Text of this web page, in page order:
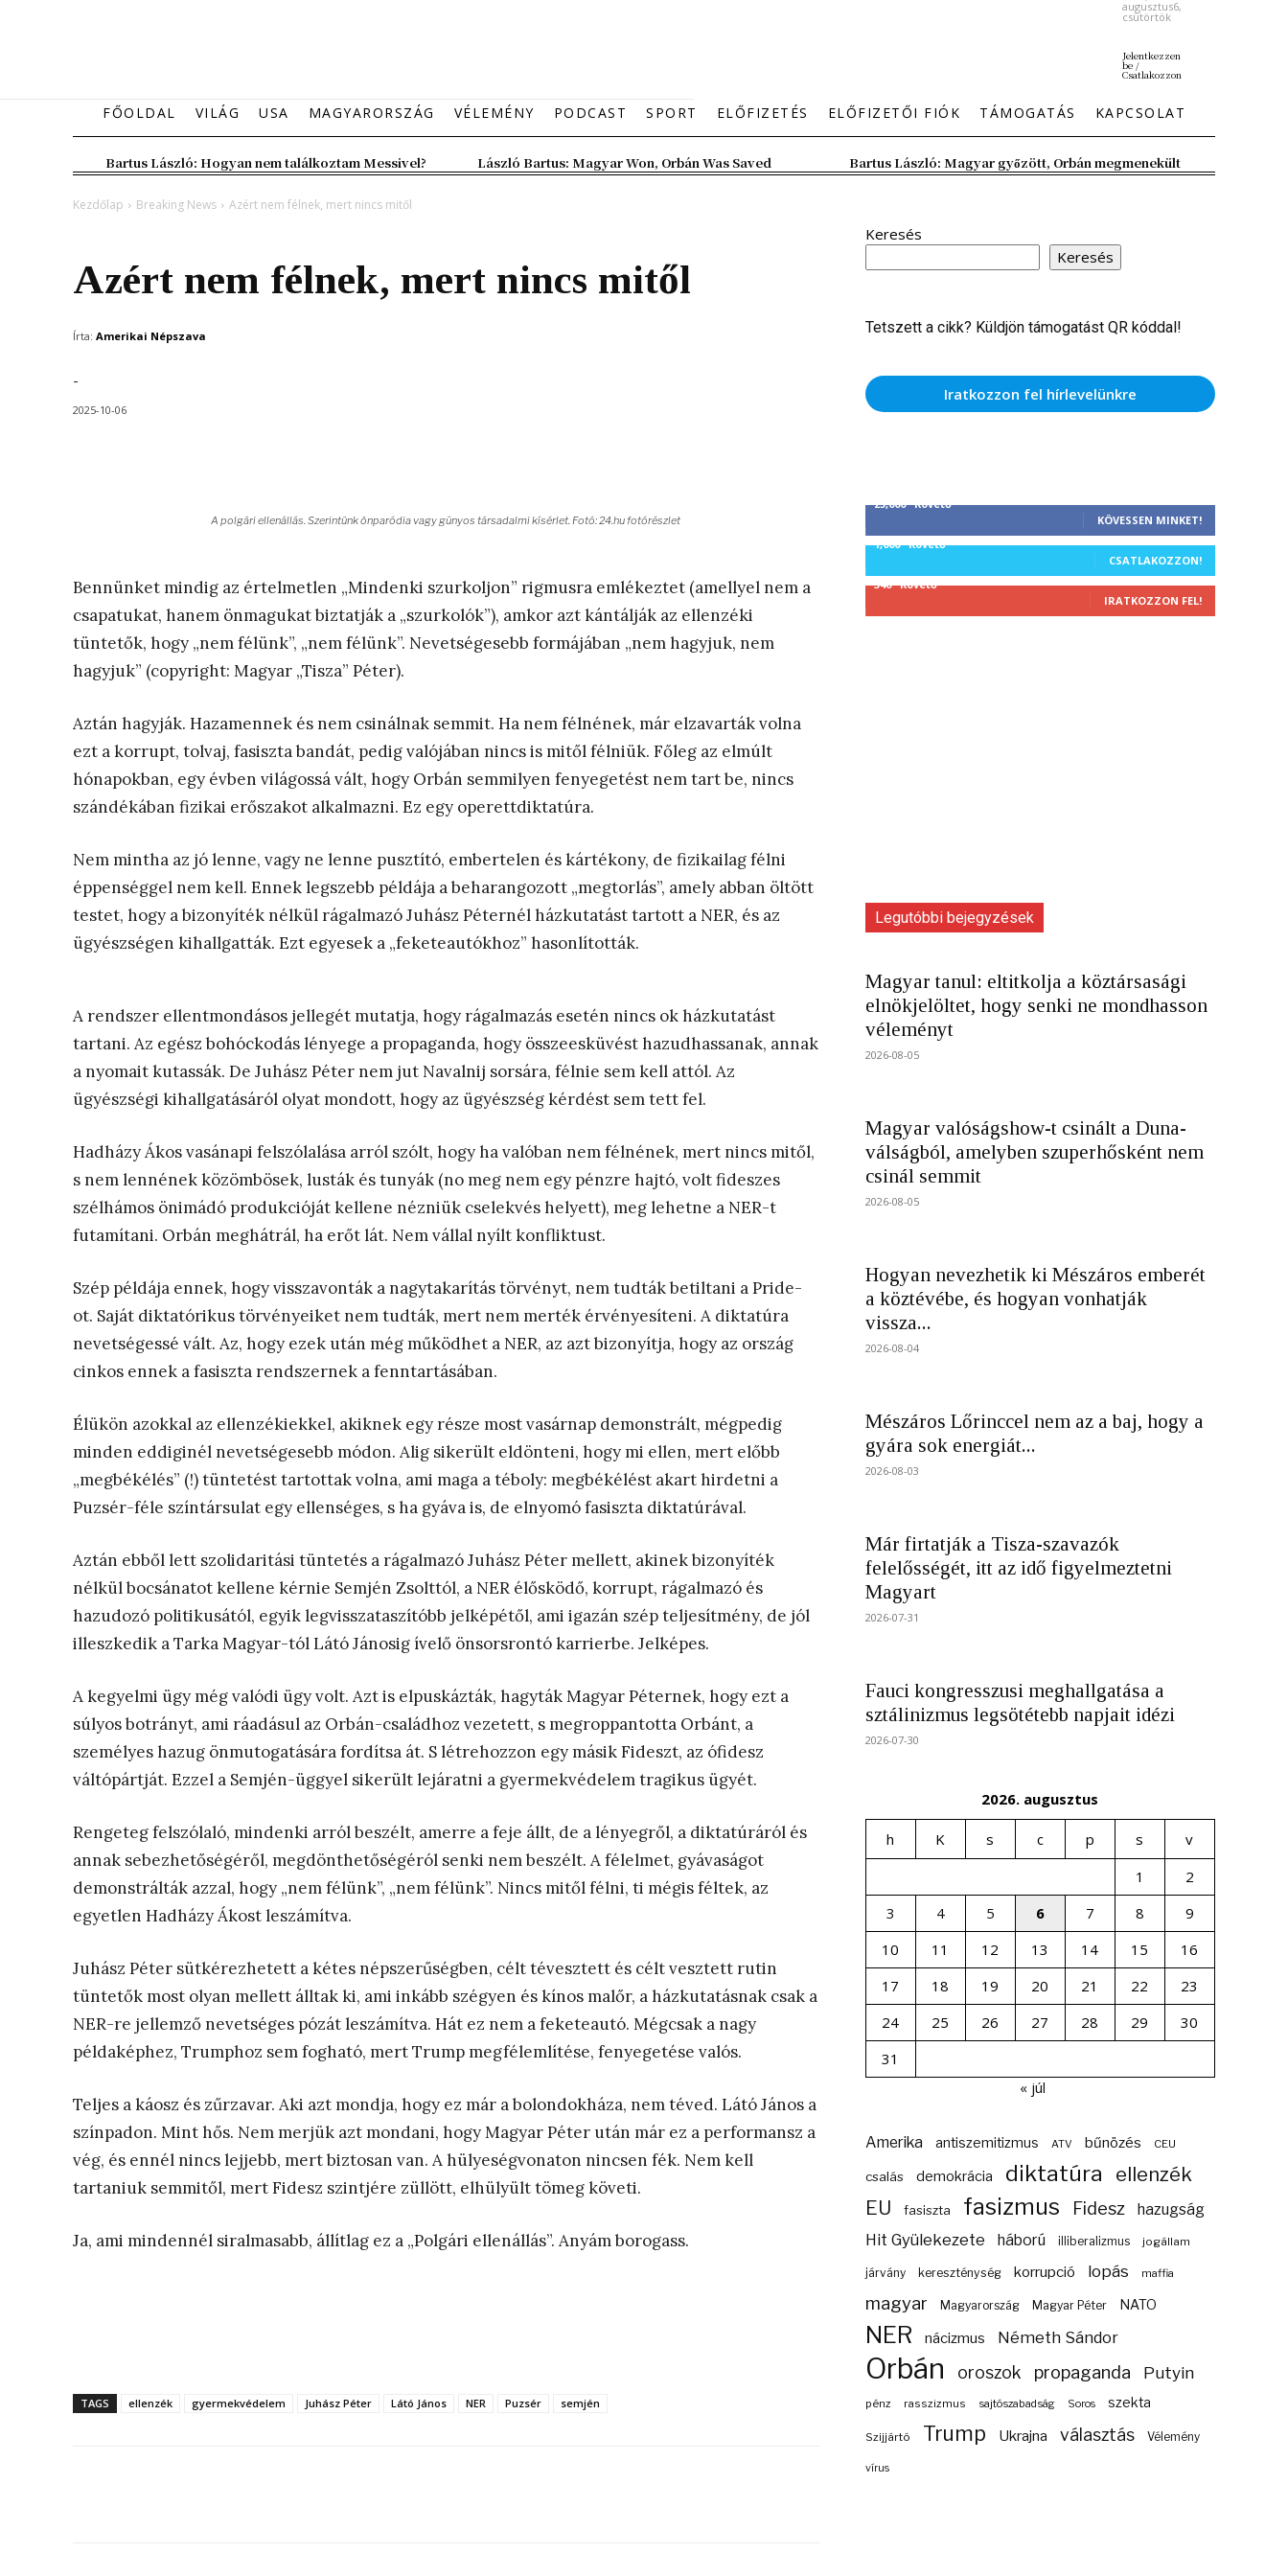
augusztus6,
csütörtök
Jelentkezzen
be /
Csatlakozzon
FŐOLDAL VILÁG USA MAGYARORSZÁG VÉLEMÉNY PODCAST SPORT ELŐFIZETÉS ELŐFIZETŐI FIÓK TÁMOGATÁS KAPCSOLAT
Bartus László: Hogyan nem találkoztam Messivel? László Bartus: Magyar Won, Orbán Was Saved Bartus László: Magyar győzött, Orbán megmenekült
Kezdőlap Breaking News Azért nem félnek, mert nincs mitől
Azért nem félnek, mert nincs mitől
Írta: Amerikai Népszava
-
2025-10-06
A polgári ellenállás. Szerintünk önparódia vagy gúnyos társadalmi kísérlet. Fotó: 24.hu fotórészlet
Bennünket mindig az értelmetlen „Mindenki szurkoljon” rigmusra emlékeztet (amellyel nem a
csapatukat, hanem önmagukat biztatják a „szurkolók”), amkor azt kántálják az ellenzéki
tüntetők, hogy „nem félünk”, „nem félünk”. Nevetségesebb formájában „nem hagyjuk, nem
hagyjuk” (copyright: Magyar „Tisza” Péter).
Aztán hagyják. Hazamennek és nem csinálnak semmit. Ha nem félnének, már elzavarták volna
ezt a korrupt, tolvaj, fasiszta bandát, pedig valójában nincs is mitől félniük. Főleg az elmúlt
hónapokban, egy évben világossá vált, hogy Orbán semmilyen fenyegetést nem tart be, nincs
szándékában fizikai erőszakot alkalmazni. Ez egy operettdiktatúra.
Nem mintha az jó lenne, vagy ne lenne pusztító, embertelen és kártékony, de fizikailag félni
éppenséggel nem kell. Ennek legszebb példája a beharangozott „megtorlás”, amely abban öltött
testet, hogy a bizonyíték nélkül rágalmazó Juhász Péternél házkutatást tartott a NER, és az
ügyészségen kihallgatták. Ezt egyesek a „feketeautókhoz” hasonlították.
A rendszer ellentmondásos jellegét mutatja, hogy rágalmazás esetén nincs ok házkutatást
tartani. Az egész bohóckodás lényege a propaganda, hogy összeesküvést hazudhassanak, annak
a nyomait kutassák. De Juhász Péter nem jut Navalnij sorsára, félnie sem kell attól. Az
ügyészségi kihallgatásáról olyat mondott, hogy az ügyészség kérdést sem tett fel.
Hadházy Ákos vasánapi felszólalása arról szólt, hogy ha valóban nem félnének, mert nincs mitől,
s nem lennének közömbösek, lusták és tunyák (no meg nem egy pénzre hajtó, volt fideszes
szélhámos önimádó produkcióját kellene nézniük cselekvés helyett), meg lehetne a NER-t
futamítani. Orbán meghátrál, ha erőt lát. Nem vállal nyílt konfliktust.
Szép példája ennek, hogy visszavonták a nagytakarítás törvényt, nem tudták betiltani a Pride-
ot. Saját diktatórikus törvényeiket nem tudták, mert nem merték érvényesíteni. A diktatúra
nevetségessé vált. Az, hogy ezek után még működhet a NER, az azt bizonyítja, hogy az ország
cinkos ennek a fasiszta rendszernek a fenntartásában.
Élükön azokkal az ellenzékiekkel, akiknek egy része most vasárnap demonstrált, mégpedig
minden eddiginél nevetségesebb módon. Alig sikerült eldönteni, hogy mi ellen, mert előbb
„megbékélés” (!) tüntetést tartottak volna, ami maga a téboly: megbékélést akart hirdetni a
Puzsér-féle színtársulat egy ellenséges, s ha gyáva is, de elnyomó fasiszta diktatúrával.
Aztán ebből lett szolidaritási tüntetés a rágalmazó Juhász Péter mellett, akinek bizonyíték
nélkül bocsánatot kellene kérnie Semjén Zsolttól, a NER élősködő, korrupt, rágalmazó és
hazudozó politikusától, egyik legvisszataszítóbb jelképétől, ami igazán szép teljesítmény, de jól
illeszkedik a Tarka Magyar-tól Látó Jánosig ívelő önsorsrontó karrierbe. Jelképes.
A kegyelmi ügy még valódi ügy volt. Azt is elpuskázták, hagyták Magyar Péternek, hogy ezt a
súlyos botrányt, ami ráadásul az Orbán-családhoz vezetett, s megroppantotta Orbánt, a
személyes hazug önmutogatására fordítsa át. S létrehozzon egy másik Fideszt, az ófidesz
váltópártját. Ezzel a Semjén-üggyel sikerült lejáratni a gyermekvédelem tragikus ügyét.
Rengeteg felszólaló, mindenki arról beszélt, amerre a feje állt, de a lényegről, a diktatúráról és
annak sebezhetőségéről, megdönthetőségéról senki nem beszélt. A félelmet, gyávaságot
demonstrálták azzal, hogy „nem félünk”, „nem félünk”. Nincs mitől félni, ti mégis féltek, az
egyetlen Hadházy Ákost leszámítva.
Juhász Péter sütkérezhetett a kétes népszerűségben, célt tévesztett és célt vesztett rutin
tüntetők most olyan mellett álltak ki, ami inkább szégyen és kínos malőr, a házkutatásnak csak a
NER-re jellemző nevetséges pózát leszámítva. Hát ez nem a feketeautó. Mégcsak a nagy
példaképhez, Trumphoz sem fogható, mert Trump megfélemlítése, fenyegetése valós.
Teljes a káosz és zűrzavar. Aki azt mondja, hogy ez már a bolondokháza, nem téved. Látó János a
színpadon. Mint hős. Nem merjük azt mondani, hogy Magyar Péter után már ez a performansz a
vég, és ennél nincs lejjebb, mert biztosan van. A hülyeségvonaton nincsen fék. Nem kell
tartaniuk semmitől, mert Fidesz szintjére züllött, elhülyült tömeg követi.
Ja, ami mindennél siralmasabb, állítlag ez a „Polgári ellenállás”. Anyám borogass.
TAGS ellenzék gyermekvédelem Juhász Péter Látó János NER Puzsér semjén
Keresés
Keresés
Tetszett a cikk? Küldjön támogatást QR kóddal!
Iratkozzon fel hírlevelünkre
25,000 Követő
KÖVESSEN MINKET!
1,000 Követő
CSATLAKOZZON!
340 Követő
IRATKOZZON FEL!
Legutóbbi bejegyzések
Magyar tanul: eltitkolja a köztársasági
elnökjelöltet, hogy senki ne mondhasson
véleményt
2026-08-05
Magyar valóságshow-t csinált a Duna-
válságból, amelyben szuperhősként nem
csinál semmit
2026-08-05
Hogyan nevezhetik ki Mészáros emberét
a köztévébe, és hogyan vonhatják
vissza...
2026-08-04
Mészáros Lőrinccel nem az a baj, hogy a
gyára sok energiát...
2026-08-03
Már firtatják a Tisza-szavazók
felelősségét, itt az idő figyelmeztetni
Magyart
2026-07-31
Fauci kongresszusi meghallgatása a
sztálinizmus legsötétebb napjait idézi
2026-07-30
2026. augusztus
h K s c p s
v
1
2
3
4 5 6 7 8
9
10
11 12 13 14 15
16
17
18 19 20 21 22
23
24
25 26 27 28 29
30
31
« júl
Amerika antiszemitizmus ATV bűnözés CEU
csalás demokrácia diktatúra ellenzék
EU fasiszta fasizmus Fidesz hazugság
Hit Gyülekezete háború illiberalizmus jogállam
járvány kereszténység korrupció lopás maffia
magyar Magyarország Magyar Péter NATO
NER nácizmus Németh Sándor
Orbán oroszok propaganda Putyin
pénz rasszizmus sajtószabadság Soros szekta
Szijjártó Trump Ukrajna választás Vélemény
vírus